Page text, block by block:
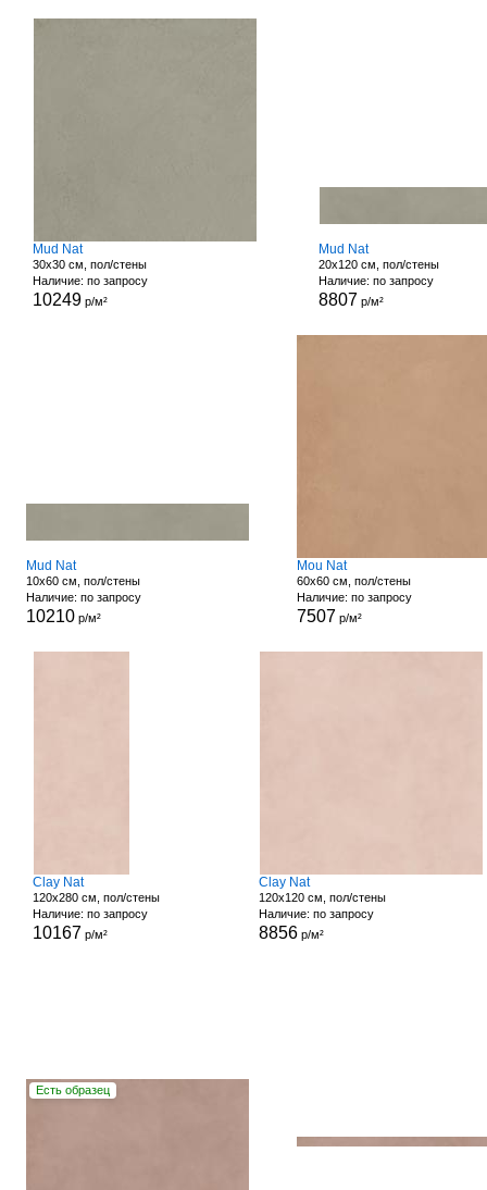
Mud Nat
30x30 см, пол/стены
Наличие: по запросу
10249 р/м²
Mud Nat
20x120 см, пол/стены
Наличие: по запросу
8807 р/м²
Mud Nat
10x60 см, пол/стены
Наличие: по запросу
10210р/м²
Mou Nat
60x60 см, пол/стены
Наличие: по запросу
7507 р/м²
Clay Nat
120x280 см, пол/стены
Наличие: по запросу
10167 р/м²
Clay Nat
120x120 см, пол/стены
Наличие: по запросу
8856 р/м²
Есть образец